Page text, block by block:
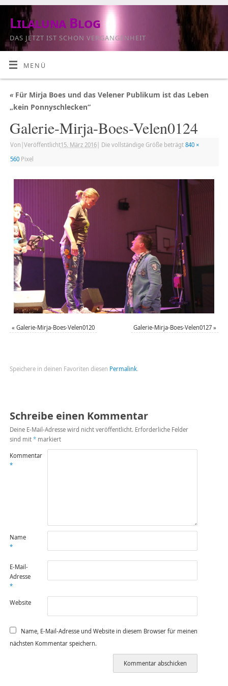
Lilaluna Blog
DAS JETZT IST SCHON VERGANGENHEIT
MENÜ
«Für Mirja Boes und das Velener Publikum ist das Leben
„kein Ponnyschlecken“
Galerie-Mirja-Boes-Velen0124
Von Veröffentlicht15. März 2016| Die vollständige Größe beträgt 840 ×
560Pixel
« Galerie-Mirja-Boes-Velen0120 Galerie-Mirja-Boes-Velen0127 »
Speichere in deinen Favoriten diesen Permalink.
Schreibe einen Kommentar
Deine E-Mail-Adresse wird nicht veröffentlicht. Erforderliche Felder
sind mit *markiert
Kommentar
*
Name
*
E-Mail-
Adresse
*
Website
Name, E-Mail-Adresse und Website in diesem Browser für meinen
nächsten Kommentar speichern.